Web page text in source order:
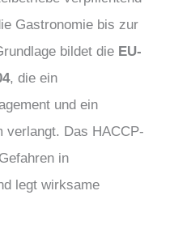
Gastronomie bis zur
bildet die EU-
, die ein
und ein
Das HACCP-
in
legt wirksame